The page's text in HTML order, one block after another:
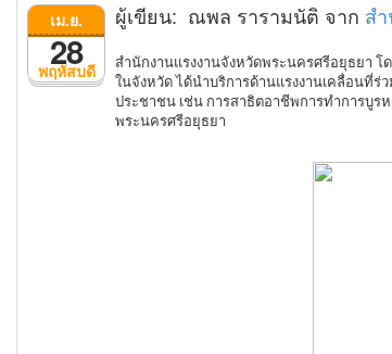
พฤหัสบดี
เม.ย.
28
ผู้เขียน: ณพล รารามนัติ จาก ส
สำนักงานแรงงานจังหวัดพระนครศรีอยุธยา
ในจังหวัด ได้นำบริการด้านแรงงานเคลื่อนที่ร่
ประชาชน เช่น การสาธิตอาชีพการทำการบู
พระนครศรีอยุธยา